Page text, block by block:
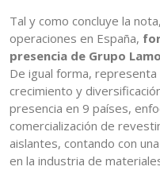
Tal y como concluye la
operaciones en España,
presencia de Grupo
De igual forma,
crecimiento y
presencia en 9 países,
comercialización de
aislantes, contando con
en la industria de